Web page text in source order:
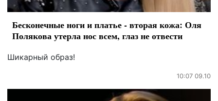
Бесконечные ноги и платье - вторая кожа: Оля
Полякова утерла нос всем, глаз не отвести
Шикарный образ!
10:07 09.10